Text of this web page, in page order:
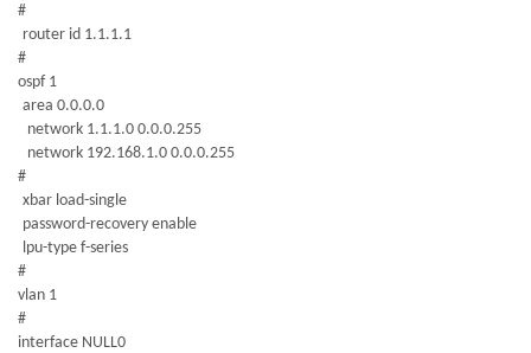
#
router id 1.1.1.1
#
ospf 1
area 0.0.0.0
network 1.1.1.0 0.0.0.255
network 192.168.1.0 0.0.0.255
#
xbar load-single
password-recovery enable
lpu-type f-series
#
vlan 1
#
interface NULL0